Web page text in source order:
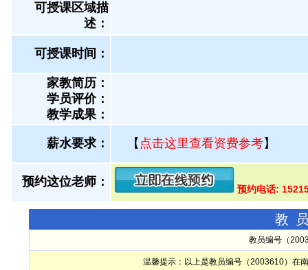
可授课区域描
述：
可授课时间：
家教简历：
学员评价：
教学成果：
薪水要求： 【 点击这里查看资费参考】
预约这位老师：
预约电话:
教
教员编号（
温馨提示：以上是教员编号（2003610）在